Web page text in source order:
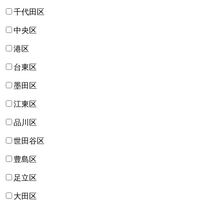
千代田区
中央区
港区
台東区
墨田区
江東区
品川区
世田谷区
豊島区
足立区
大田区